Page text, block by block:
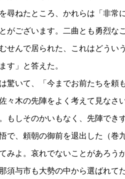
尋ねたところ、かれらは「非常
がございます。二曲とも勇烈な
せんで居られた、これはどうい
す」と答えた。
驚いて、「今までお前たちを頼
々木の先陣をよく考えて見なさ
もしそのかいもなく、先陣でき
で、頼朝の御前を退出した（
みよ。哀れでないことがあろう
須与市も大勢の中から選ばれて